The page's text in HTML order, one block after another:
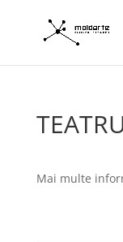
Mai multe